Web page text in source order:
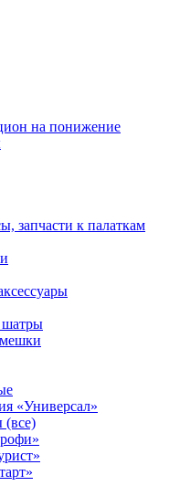
на понижение
запчасти к палаткам
шатры
«Универсал»
(все)